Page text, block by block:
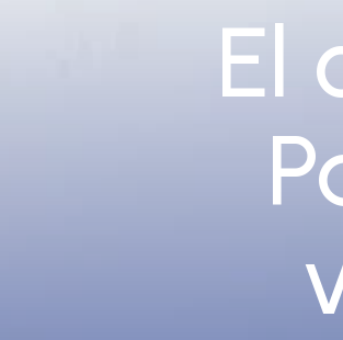
El